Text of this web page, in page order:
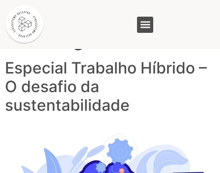
Tag:
Queiroga
Especial Trabalho Híbrido –
O desafio da
sustentabilidade